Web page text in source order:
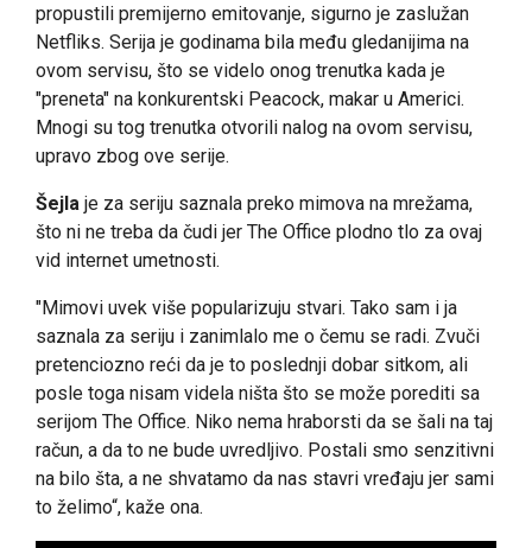
propustili premijerno emitovanje, sigurno je zaslužan
Netfliks. Serija je godinama bila među gledanijima na
ovom servisu, što se videlo onog trenutka kada je
"preneta" na konkurentski Peacock, makar u Americi.
Mnogi su tog trenutka otvorili nalog na ovom servisu,
upravo zbog ove serije.
Šejla je za seriju saznala preko mimova na mrežama,
što ni ne treba da čudi jer The Office plodno tlo za ovaj
vid internet umetnosti.
"Mimovi uvek više popularizuju stvari. Tako sam i ja
saznala za seriju i zanimlalo me o čemu se radi. Zvuči
pretenciozno reći da je to poslednji dobar sitkom, ali
posle toga nisam videla ništa što se može porediti sa
serijom The Office. Niko nema hraborsti da se šali na taj
račun, a da to ne bude uvredljivo. Postali smo senzitivni
na bilo šta, a ne shvatamo da nas stavri vređaju jer sami
to želimo“, kaže ona.